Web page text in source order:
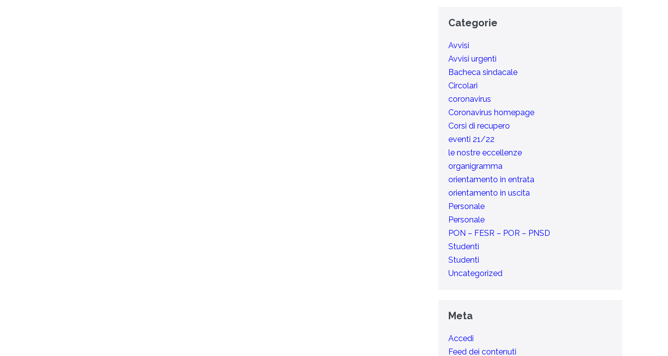
Categorie
Avvisi
Avvisi urgenti
Bacheca sindacale
Circolari
coronavirus
Coronavirus homepage
Corsi di recupero
eventi 21/22
le nostre eccellenze
organigramma
orientamento in entrata
orientamento in uscita
Personale
Personale
PON – FESR – POR – PNSD
Studenti
Studenti
Uncategorized
Meta
Accedi
Feed dei contenuti